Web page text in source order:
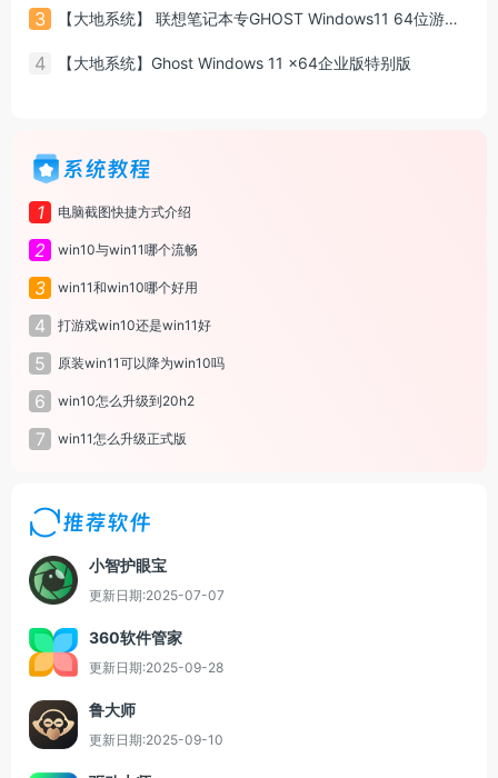
3 【大地系统】 联想笔记本专GHOST Windows11 64位游戏增强版系统镜像
4 【大地系统】Ghost Windows 11 x64企业版特别版
系统教程
1 电脑截图快捷方式介绍
2 win10与win11哪个流畅
3 win11和win10哪个好用
4 打游戏win10还是win11好
5 原装win11可以降为win10吗
6 win10怎么升级到20h2
7 win11怎么升级正式版
推荐软件
小智护眼宝
更新日期:2025-07-07
360软件管家
更新日期:2025-09-28
鲁大师
更新日期:2025-09-10